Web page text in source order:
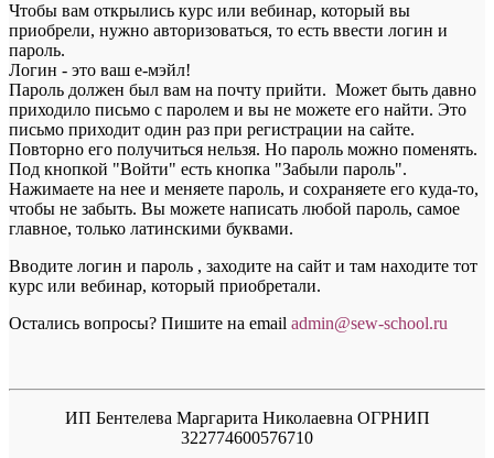
Чтобы вам открылись курс или вебинар, который вы
приобрели, нужно авторизоваться, то есть ввести логин и
пароль.
Логин - это ваш е-мэйл!
Пароль должен был вам на почту прийти. Может быть давно
приходило письмо с паролем и вы не можете его найти. Это
письмо приходит один раз при регистрации на сайте.
Повторно его получиться нельзя. Но пароль можно поменять.
Под кнопкой "Войти" есть кнопка "Забыли пароль".
Нажимаете на нее и меняете пароль, и сохраняете его куда-то,
чтобы не забыть. Вы можете написать любой пароль, самое
главное, только латинскими буквами.
Вводите логин и пароль , заходите на сайт и там находите тот
курс или вебинар, который приобретали.
Остались вопросы? Пишите на email admin@sew-school.ru
ИП Бентелева Маргарита Николаевна ОГРНИП
322774600576710